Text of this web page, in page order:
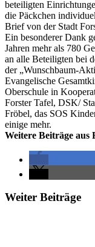
beteiligten
die Päckchen
Brief von der Stadt
Ein besonderer Dank
Jahren mehr als 780
an alle Beteiligten bei
der „Wunschbaum-
Evangelische
Oberschule in
Forster Tafel, DSK/
Fröbel, das SOS
einige mehr.
Weitere Beiträge aus
Weiter Beiträge